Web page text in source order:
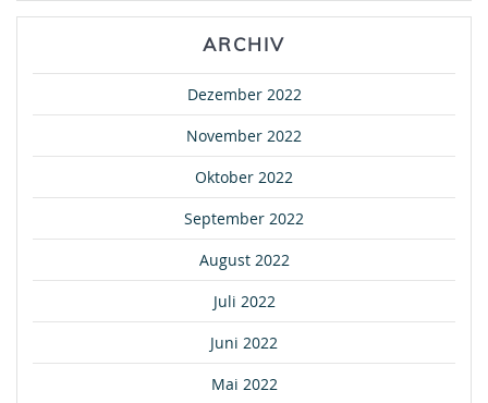
ARCHIV
Dezember 2022
November 2022
Oktober 2022
September 2022
August 2022
Juli 2022
Juni 2022
Mai 2022